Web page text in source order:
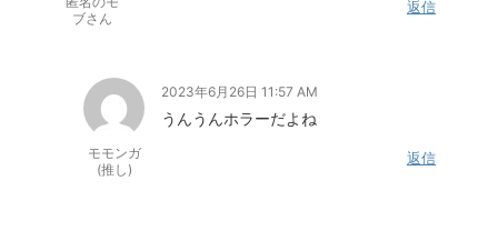
ブさん
返信
モモンガ
(推し)
2023年6月26日 11:57 AM
うんうんホラーだよね
返信